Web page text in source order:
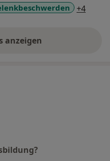
+4
anzeigen
Erfahrungen